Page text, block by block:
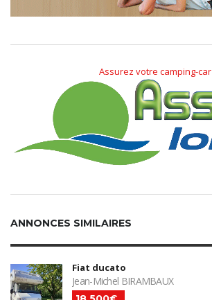
Assurez votre camping-car
ANNONCES SIMILAIRES
Fiat ducato
Jean-Michel BIRAMBAUX